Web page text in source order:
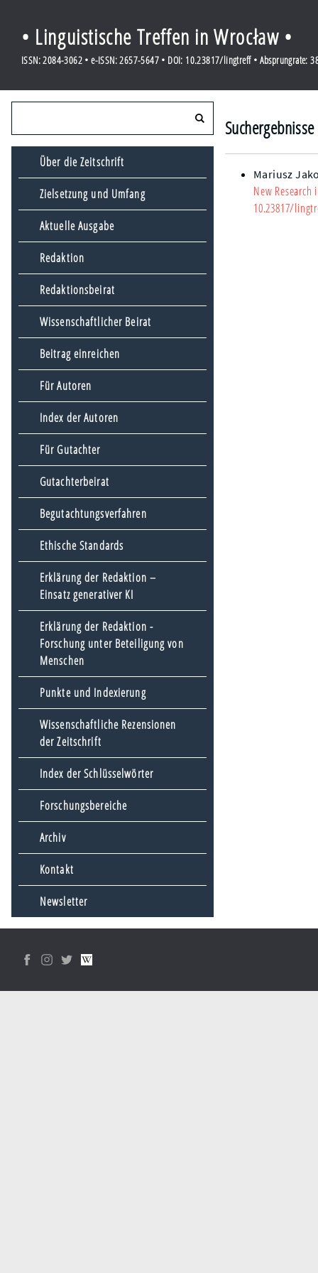
• Linguistische Treffen in Wrocław •
ISSN: 2084-3062 • e-ISSN: 2657-5647 • DOI: 10.23817/lingtreff • Absprungrate:
Über die Zeitschrift
Zielsetzung und Umfang
Aktuelle Ausgabe
Redaktion
Redaktionsbeirat
Wissenschaftlicher Beirat
Beitrag einreichen
Für Autoren
Index der Autoren
Für Gutachter
Gutachterbeirat
Begutachtungsverfahren
Ethische Standards
Erklärung der Redaktion –
Einsatz generativer KI
Erklärung der Redaktion -
Forschung unter Beteiligung von
Menschen
Punkte und Indexierung
Wissenschaftliche Rezensionen
der Zeitschrift
Index der Schlüsselwörter
Forschungsbereiche
Archiv
Kontakt
Newsletter
Mariusz
New
10.23817/